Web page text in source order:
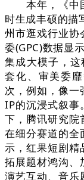
本年，《中国
时生成丰硕的描
州市逛戏行业协
委(GPC)数据显
集成大模子，这
套化、审美委
次，例如，像
IP的沉浸式叙事
下，腾讯研究院
在细分赛道的
示，红果短剧精
拓展题材鸿沟、
演艺互动、音乐